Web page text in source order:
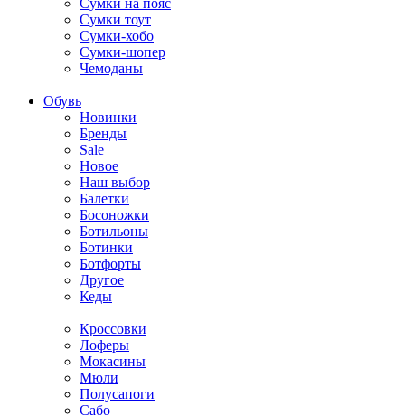
Сумки тоут
Сумки-хобо
Сумки-шопер
Чемоданы
Обувь
Новинки
Бренды
Sale
Новое
Наш выбор
Балетки
Босоножки
Ботильоны
Ботинки
Ботфорты
Другое
Кеды
Кроссовки
Лоферы
Мокасины
Мюли
Полусапоги
Сабо